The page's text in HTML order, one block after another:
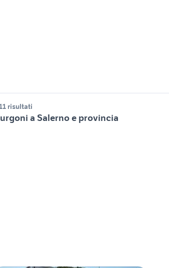
risultati
a Salerno e provincia